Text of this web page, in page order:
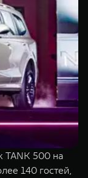
TANK 700
от 10 199
TANK 500 на
140 гостей,